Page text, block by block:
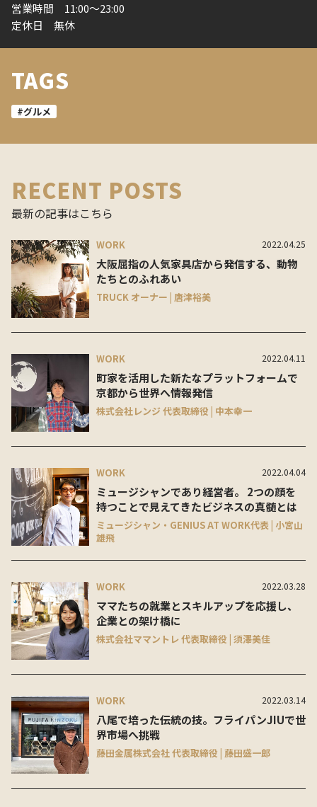
営業時間 11:00～23:00
定休日 無休
TAGS
#グルメ
RECENT POSTS
最新の記事はこちら
WORK 2022.04.25
大阪屈指の人気家具店から発信する、動物
たちとのふれあい
TRUCK オーナー | 唐津裕美
WORK 2022.04.11
町家を活用した新たなプラットフォームで
京都から世界へ情報発信
株式会社レンジ 代表取締役 | 中本幸一
WORK 2022.04.04
ミュージシャンであり経営者。 2つの顔を
持つことで見えてきたビジネスの真髄とは
ミュージシャン・GENIUS AT WORK代表 | 小宮山
雄飛
WORK 2022.03.28
ママたちの就業とスキルアップを応援し、
企業との架け橋に
株式会社ママントレ 代表取締役 | 須澤美佳
WORK 2022.03.14
八尾で培った伝統の技。フライパンJIUで世
界市場へ挑戦
藤田金属株式会社 代表取締役 | 藤田盛一郎